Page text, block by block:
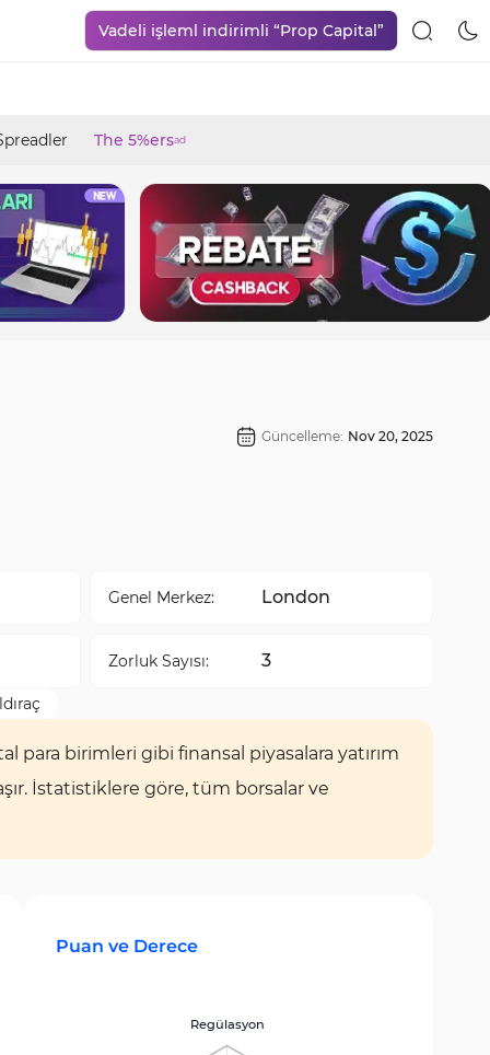
Vadeli işleml indirimli “Prop Capital”
The 5%ersad
Güncelleme: Nov 20, 2025
Genel Merkez: London
Zorluk Sayısı: 3
para birimleri gibi finansal piyasalara yatırım
İstatistiklere göre, tüm borsalar ve
Puan ve Derece
Regülasyon